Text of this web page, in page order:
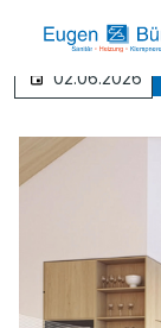
02.06.2026